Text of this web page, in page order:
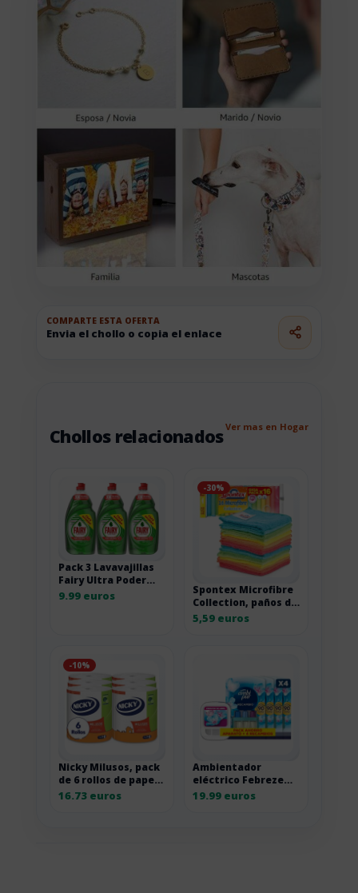
COMPARTE ESTA OFERTA
Envia el chollo o copia el enlace
Chollos relacionadosVer mas en Hogar
Pack 3 Lavavajillas
Fairy Ultra Poder
Original 900ml
9.99 euros
-30%
Spontex Microfibre
Collection, paños de
microfibra de
limpieza por 11,18
5,59 euros
-10%
Nicky Milusos, pack
de 6 rollos de papel
de cocina de 2 capas
16.73 euros
Ambientador
eléctrico Febreze
3Volution con
19.99 euros